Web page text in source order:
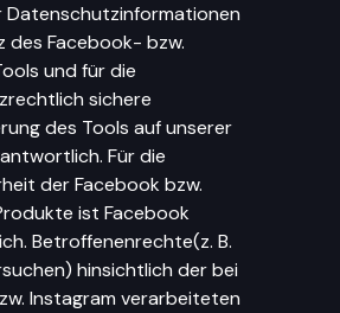
Datenschutzinformationen
des Facebook- bzw.
und für die
sichere
des Tools auf unserer
Für die
der Facebook bzw.
ist Facebook
Betroffenenrechte(z. B.
hinsichtlich der bei
Instagram verarbeiteten